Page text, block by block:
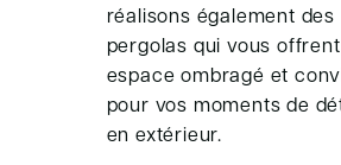
réalisons également des
pergolas qui vous
espace ombragé et
pour vos moments de
en extérieur.